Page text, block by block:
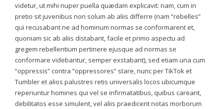
videtur, ut mihi nuper puella quædam explicavit: nam, cum in
pretio sit juvenibus non solum ab aliis differre (nam “rebelles”
qui recusabant ne ad hominum normas se conformarent et,
quoniam sic ab aliis distabant, facile et primo aspectu ad
gregem rebellentium pertinere ejusque ad normas se
conformare videbantur, semper exstabant), sed etiam una cum
“oppressis” contra “oppressores” stare, nunc per TikTok et
Tumbler et alios palustres retis universalis locos ubicumque
reperiuntur homines qui vel se infirmatatibus, quibus careant,
debilitatos esse simulent, vel aliis praedicent notas morborum